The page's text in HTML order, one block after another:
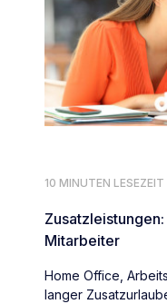
10 MINUTEN LESEZEIT
Mitarbeiter
Home Office,
langer